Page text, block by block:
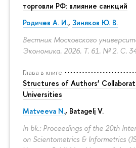
торговли РФ: влияние санкций
Родичев А. И., Зиняков Ю. В.
Вестник Московского
Экономика. 2026. Т. 61. № 2. С.
Глава в книге
Structures of Authors’
Universities
Matveeva N., Batagelj V.
In bk.: Proceedings of the 20th
on Scientometrics & Informetrics